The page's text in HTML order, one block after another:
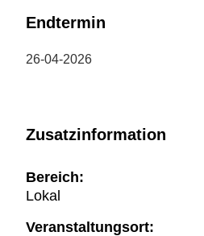
Endtermin
26-04-2026
Zusatzinformation
Bereich:
Lokal
Veranstaltungsort: